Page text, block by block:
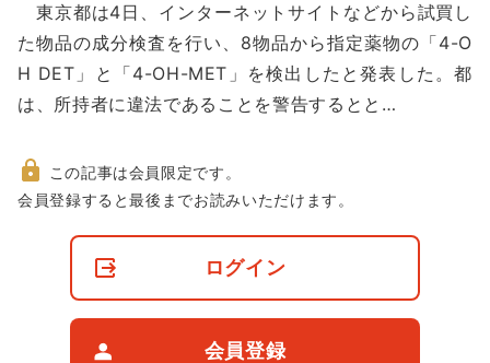
動
東京都は4日、インターネットサイトなどから試買し
た物品の成分検査を行い、8物品から指定薬物の「4-O
H DET」と「4-OH-MET」を検出したと発表した。都
は、所持者に違法であることを警告するとと…
非
この記事は会員限定です。
会員登録すると最後までお読みいただけます。
ログイン
会員登録